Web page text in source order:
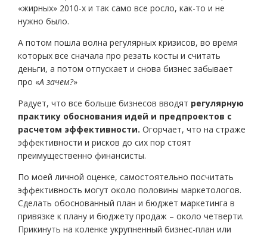
«жирных» 2010-х и так само все росло, как-то и не
нужно было.
А потом пошла волна регулярных кризисов, во время
которых все сначала про резать косты и считать
деньги, а потом отпускает и снова бизнес забывает
про «А зачем?»
Радует, что все больше бизнесов вводят регулярную
практику обоснования идей и предпроектов с
расчетом эффективности. Огорчает, что на страже
эффективности и рисков до сих пор стоят
преимущественно финансисты.
По моей личной оценке, самостоятельно посчитать
эффективность могут около половины маркетологов.
Сделать обоснованный план и бюджет маркетинга в
привязке к плану и бюджету продаж – около четверти.
Прикинуть на коленке укрупненный бизнес-план или